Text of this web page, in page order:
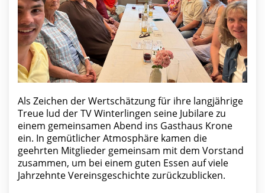
Als Zeichen der Wertschätzung für ihre langjährige
Treue lud der TV Winterlingen seine Jubilare zu
einem gemeinsamen Abend ins Gasthaus Krone
ein. In gemütlicher Atmosphäre kamen die
geehrten Mitglieder gemeinsam mit dem Vorstand
zusammen, um bei einem guten Essen auf viele
Jahrzehnte Vereinsgeschichte zurückzublicken.